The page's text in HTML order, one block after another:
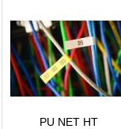
PU NET HT